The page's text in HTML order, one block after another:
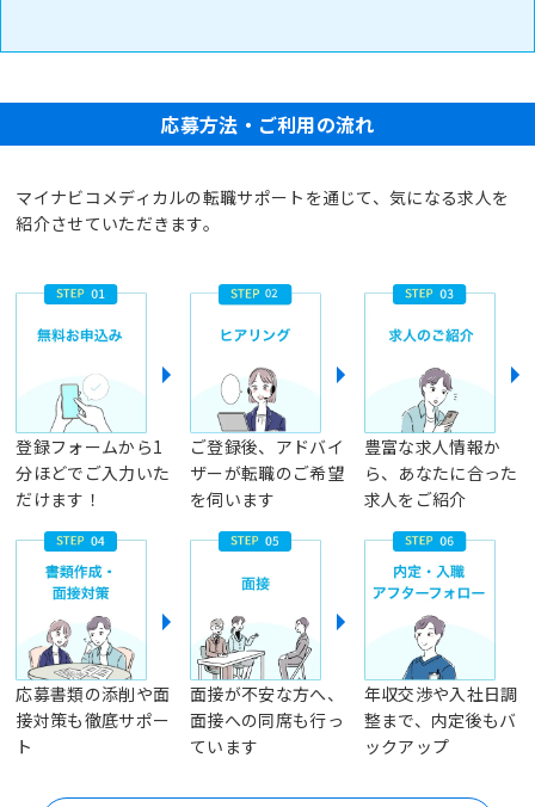
応募方法・ご利用の流れ
マイナビコメディカルの転職サポートを通じて、気になる求人を
紹介させていただきます。
登録フォームから1
分ほどでご入力いた
だけます！
ご登録後、アドバイ
ザーが転職のご希望
を伺います
豊富な求人情報か
ら、あなたに合った
求人をご紹介
応募書類の添削や面
接対策も徹底サポー
ト
面接が不安な方へ、
面接への同席も行っ
ています
年収交渉や入社日調
整まで、内定後もバ
ックアップ